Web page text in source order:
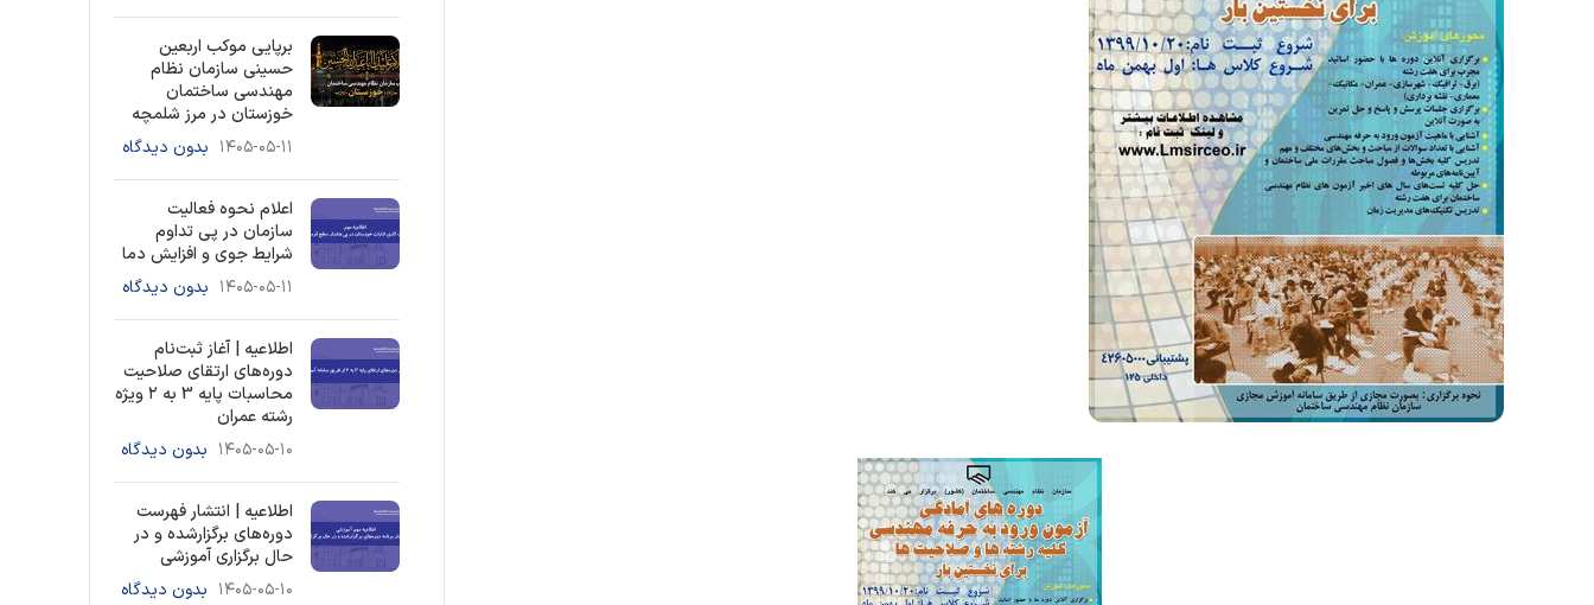
برپایی موکب اربعین
حسینی سازمان نظام
مهندسی ساختمان
خوزستان در مرز شلمچه
۱۴۰۵-۰۵-۱۱ بدون دیدگاه
اعلام نحوه فعالیت
سازمان در پی تداوم
شرایط جوی و افزایش دما
۱۴۰۵-۰۵-۱۱ بدون دیدگاه
اطلاعیه | آغاز ثبت‌نام
دوره‌های ارتقای صلاحیت
محاسبات پایه 3 به ۲ ویژه
رشته عمران
۱۴۰۵-۰۵-۱۰ بدون دیدگاه
اطلاعیه | انتشار فهرست
دوره‌های برگزارشده و در
حال برگزاری آموزشی
۱۴۰۵-۰۵-۱۰ بدون دیدگاه